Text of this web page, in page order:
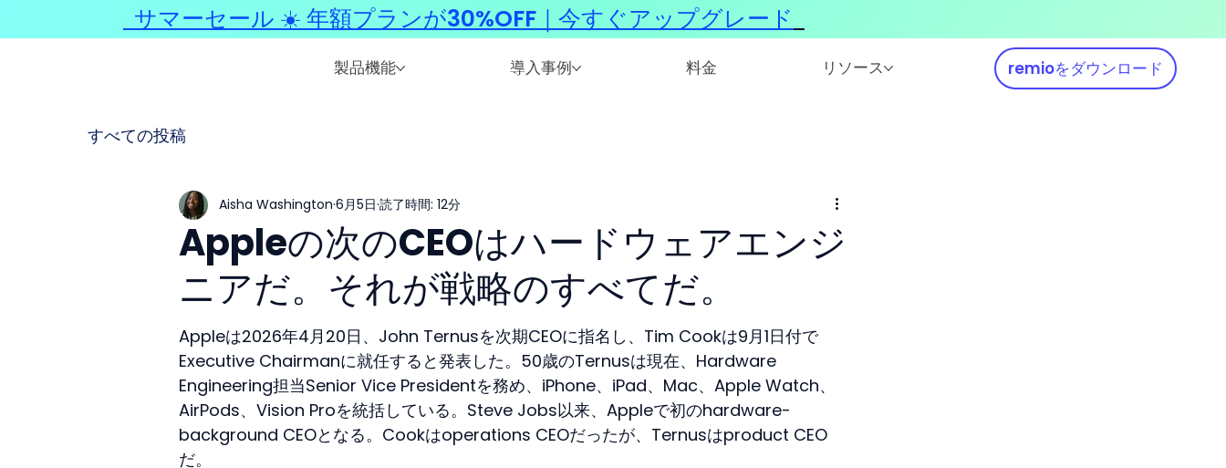
製品機能 導入事例 料金 リソース remioをダウンロード
すべての投稿
Appleの次のCEOはハードウェアエンジ
ニアだ。それが戦略のすべてだ。
Aisha Washington 6月5日 読了時間: 12分
Appleは2026年4月20日、John Ternusを次期CEOに指名し、Tim Cookは9月1日付で
Executive Chairmanに就任すると発表した。50歳のTernusは現在、Hardware
Engineering担当Senior Vice Presidentを務め、iPhone、iPad、Mac、Apple Watch、
AirPods、Vision Proを統括している。Steve Jobs以来、Appleで初のhardware-
background CEOとなる。Cookはoperations CEOだったが、Ternusはproduct CEO
だ。
サマーセール ☀️ 年額プランが30%OFF｜今すぐアップグレード